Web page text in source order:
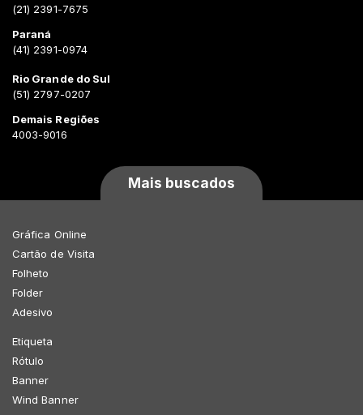
(21) 2391-7675
Paraná
(41) 2391-0974
Rio Grande do Sul
(51) 2797-0207
Demais Regiões
4003-9016
Mais buscados
Gráfica Online
Cartão de Visita
Folheto
Folder
Adesivo
Etiqueta
Rótulo
Banner
Wind Banner